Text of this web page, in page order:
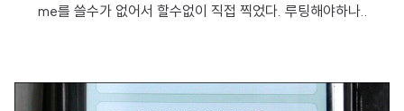
me를 쓸수가 없어서 할수없이 직접 찍었다. 루팅해야하나..